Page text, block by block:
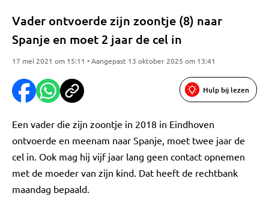
Vader ontvoerde zijn zoontje (8) naar
Spanje en moet 2 jaar de cel in
17 mei 2021 om 15:11 • Aangepast 13 oktober 2025 om 13:41
Hulp bij lezen
Een vader die zijn zoontje in 2018 in Eindhoven
ontvoerde en meenam naar Spanje, moet twee jaar de
cel in. Ook mag hij vijf jaar lang geen contact opnemen
met de moeder van zijn kind. Dat heeft de rechtbank
maandag bepaald.